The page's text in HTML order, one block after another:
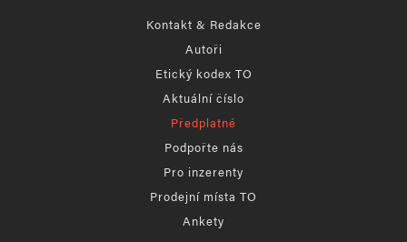
Kontakt & Redakce
Autoři
Etický kodex TO
Aktuální číslo
Předplatné
Podpořte nás
Pro inzerenty
Prodejní místa TO
Ankety